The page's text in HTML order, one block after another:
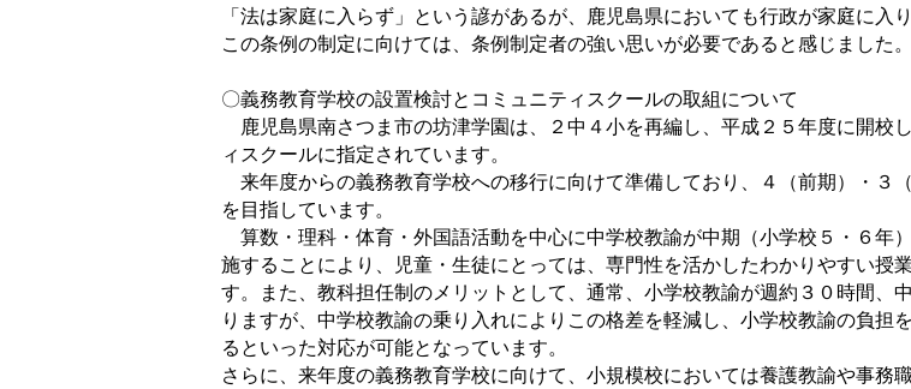
「法は家庭に入らず」という諺があるが、鹿児島県においても行政が家庭に入
この条例の制定に向けては、条例制定者の強い思いが必要であると感じました。
〇義務教育学校の設置検討とコミュニティスクールの取組について
鹿児島県南さつま市の坊津学園は、２中４小を再編し、平成２５年度に開校
ィスクールに指定されています。
来年度からの義務教育学校への移行に向けて準備しており、４（前期）・３
を目指しています。
算数・理科・体育・外国語活動を中心に中学校教諭が中期（小学校５・６年
施することにより、児童・生徒にとっては、専門性を活かしたわかりやすい授
す。また、教科担任制のメリットとして、通常、小学校教諭が週約３０時間、
りますが、中学校教諭の乗り入れによりこの格差を軽減し、小学校教諭の負
るといった対応が可能となっています。
さらに、来年度の義務教育学校に向けて、小規模校においては養護教諭や事務